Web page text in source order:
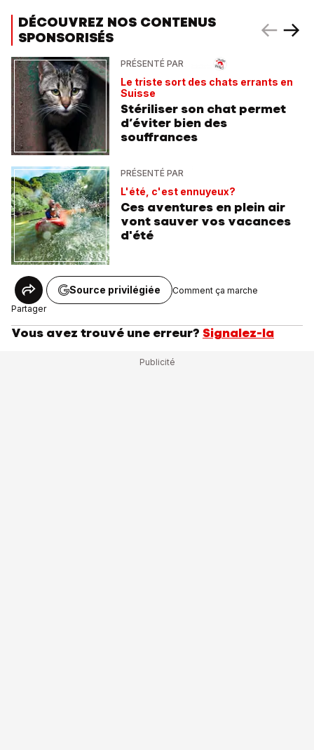
DÉCOUVREZ NOS CONTENUS
SPONSORISÉS
PRÉSENTÉ PAR
Le triste sort des chats errants en
Suisse
Stériliser son chat permet
d’éviter bien des
souffrances
PRÉSENTÉ PAR
L'été, c'est ennuyeux?
Ces aventures en plein air
vont sauver vos vacances
d'été
Partager
Source privilégiée Comment ça marche
Vous avez trouvé une erreur? Signalez-la